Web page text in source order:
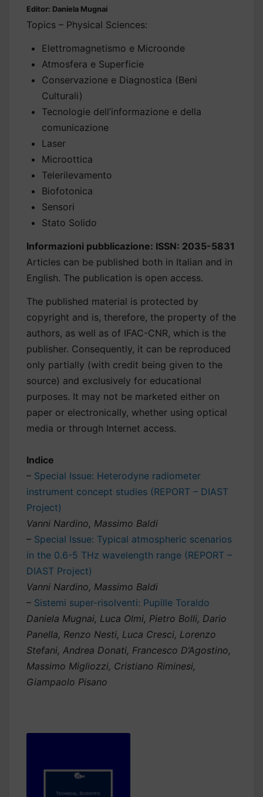
Editor: Daniela Mugnai
Topics – Physical Sciences:
Elettromagnetismo e Microonde
Atmosfera e Superficie
Conservazione e Diagnostica (Beni
Culturali)
Tecnologie dell’informazione e della
comunicazione
Laser
Microottica
Telerilevamento
Biofotonica
Sensori
Stato Solido
Informazioni pubblicazione: ISSN: 2035-5831
Articles can be published both in Italian and in
English. The publication is open access.
The published material is protected by
copyright and is, therefore, the property of the
authors, as well as of IFAC-CNR, which is the
publisher. Consequently, it can be reproduced
only partially (with credit being given to the
source) and exclusively for educational
purposes. It may not be marketed either on
paper or electronically, whether using optical
media or through Internet access.
Indice
– Special Issue: Heterodyne radiometer
instrument concept studies (REPORT – DIAST
Project)
Vanni Nardino, Massimo Baldi
– Special Issue: Typical atmospheric scenarios
in the 0.6-5 THz wavelength range (REPORT –
DIAST Project)
Vanni Nardino, Massimo Baldi
– Sistemi super-risolventi: Pupille Toraldo
Daniela Mugnai, Luca Olmi, Pietro Bolli, Dario
Panella, Renzo Nesti, Luca Cresci, Lorenzo
Stefani, Andrea Donati, Francesco D’Agostino,
Massimo Migliozzi, Cristiano Riminesi,
Giampaolo Pisano